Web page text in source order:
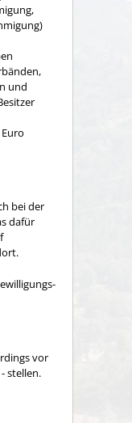
und
bei der
dafür
vor
stellen.